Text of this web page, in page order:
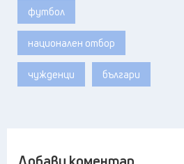
футбол
национален отбор
чужденци българи